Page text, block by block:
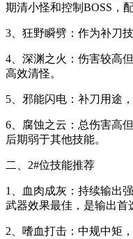
期清小怪和控制BOSS，
3、狂野瞬劈：作为补刀
4、深渊之火：伤害较高
高效清怪。
5、邪能闪电：补刀用途
6、腐蚀之云：总伤害高
后期弱于其他技能。
二、2#位技能推荐
1、血肉成灰：持续输出
武器效果最佳，是输出首
2、嗜血打击：中规中矩